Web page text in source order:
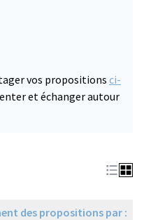
vos propositions ci-
onglet)
et échanger autour
des propositions par :